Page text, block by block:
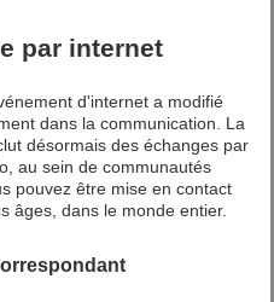
par internet
d'internet a modifié
dans la communication. La
désormais des échanges par
au sein de communautés
pouvez être mise en contact
âges, dans le monde entier.